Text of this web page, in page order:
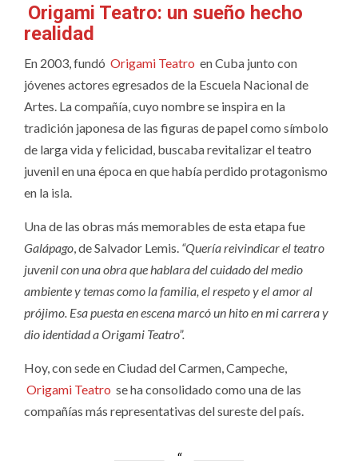
Origami Teatro: un sueño hecho
realidad
En 2003, fundó Origami Teatro en Cuba junto con
jóvenes actores egresados de la Escuela Nacional de
Artes. La compañía, cuyo nombre se inspira en la
tradición japonesa de las figuras de papel como símbolo
de larga vida y felicidad, buscaba revitalizar el teatro
juvenil en una época en que había perdido protagonismo
en la isla.
Una de las obras más memorables de esta etapa fue
Galápago, de Salvador Lemis. “Quería reivindicar el teatro
juvenil con una obra que hablara del cuidado del medio
ambiente y temas como la familia, el respeto y el amor al
prójimo. Esa puesta en escena marcó un hito en mi carrera y
dio identidad a Origami Teatro”.
Hoy, con sede en Ciudad del Carmen, Campeche,
Origami Teatro se ha consolidado como una de las
compañías más representativas del sureste del país.